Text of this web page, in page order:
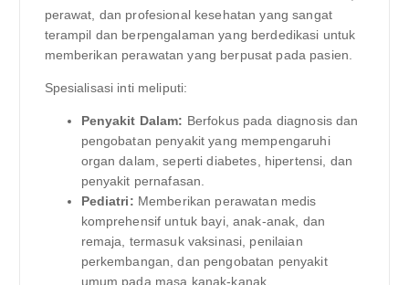
perawat, dan profesional kesehatan yang sangat
terampil dan berpengalaman yang berdedikasi untuk
memberikan perawatan yang berpusat pada pasien.
Spesialisasi inti meliputi:
Penyakit Dalam: Berfokus pada diagnosis dan
pengobatan penyakit yang mempengaruhi
organ dalam, seperti diabetes, hipertensi, dan
penyakit pernafasan.
Pediatri: Memberikan perawatan medis
komprehensif untuk bayi, anak-anak, dan
remaja, termasuk vaksinasi, penilaian
perkembangan, dan pengobatan penyakit
umum pada masa kanak-kanak.